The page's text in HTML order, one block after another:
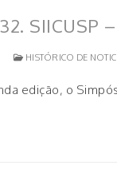
SIICUSP
HISTÓRICO DE
edição, o